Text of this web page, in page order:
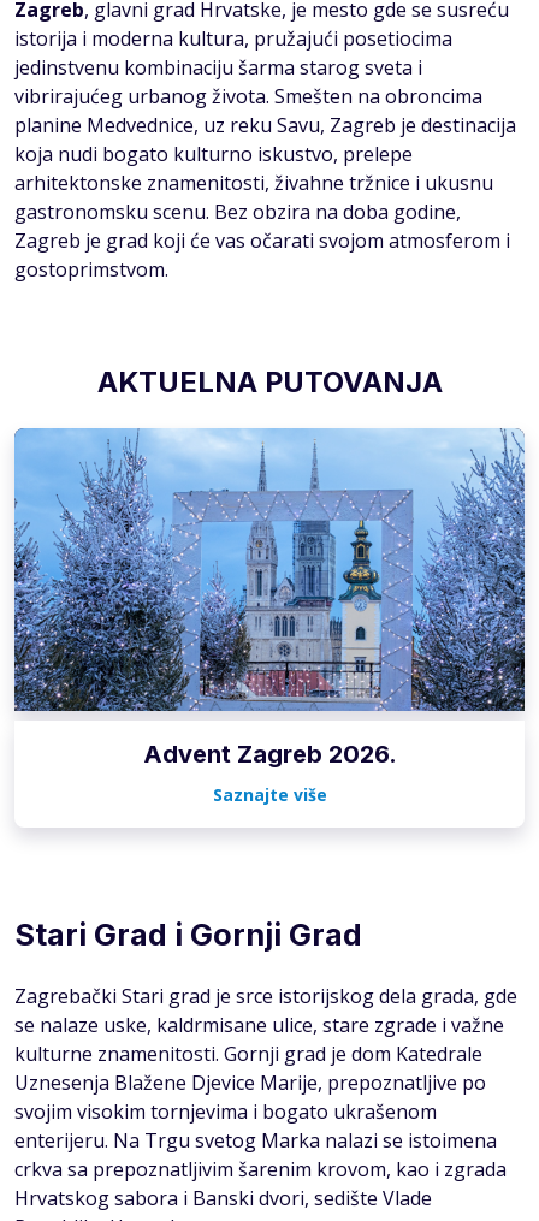
Zagreb, glavni grad Hrvatske, je mesto gde se susreću
istorija i moderna kultura, pružajući posetiocima
jedinstvenu kombinaciju šarma starog sveta i
vibrirajućeg urbanog života. Smešten na obroncima
planine Medvednice, uz reku Savu, Zagreb je destinacija
koja nudi bogato kulturno iskustvo, prelepe
arhitektonske znamenitosti, živahne tržnice i ukusnu
gastronomsku scenu. Bez obzira na doba godine,
Zagreb je grad koji će vas očarati svojom atmosferom i
gostoprimstvom.
AKTUELNA PUTOVANJA
Advent Zagreb 2026.
Saznajte više
Stari Grad i Gornji Grad
Zagrebački Stari grad je srce istorijskog dela grada, gde
se nalaze uske, kaldrmisane ulice, stare zgrade i važne
kulturne znamenitosti. Gornji grad je dom Katedrale
Uznesenja Blažene Djevice Marije, prepoznatljive po
svojim visokim tornjevima i bogato ukrašenom
enterijeru. Na Trgu svetog Marka nalazi se istoimena
crkva sa prepoznatljivim šarenim krovom, kao i zgrada
Hrvatskog sabora i Banski dvori, sedište Vlade